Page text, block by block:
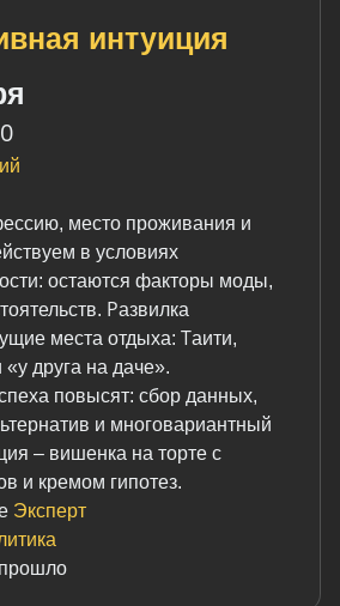
интуиция
место проживания и
в условиях
остаются факторы моды,
Развилка
места отдыха: Таити,
друга на даче».
повысят: сбор данных,
и многовариантный
– вишенка на торте с
и кремом гипотез.
Эксперт
интуиция
место проживания и
в условиях
остаются факторы моды,
Развилка
места отдыха: Таити,
друга на даче».
повысят: сбор данных,
и многовариантный
– вишенка на торте с
и кремом гипотез.
Эксперт